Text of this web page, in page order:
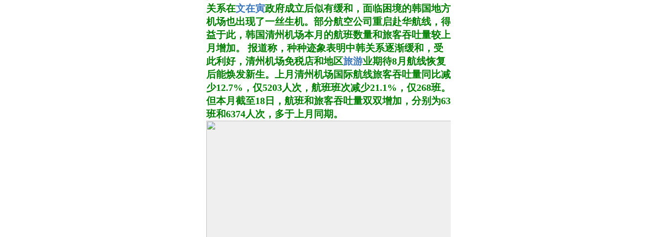
关系在文在寅政府成立后似有缓和，面临困境的韩国地方
机场也出现了一丝生机。部分航空公司重启赴华航线，得
益于此，韩国清州机场本月的航班数量和旅客吞吐量较上
月增加。 报道称，种种迹象表明中韩关系逐渐缓和，受
此利好，清州机场免税店和地区旅游业期待8月航线恢复
后能焕发新生。上月清州机场国际航线旅客吞吐量同比减
少12.7%，仅5203人次，航班班次减少21.1%，仅268班。
但本月截至18日，航班和旅客吞吐量双双增加，分别为63
班和6374人次，多于上月同期。